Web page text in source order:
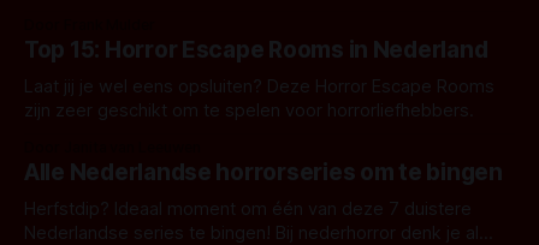
Top 15: Horror Escape Rooms in Nederland
Laat jij je wel eens opsluiten? Deze Horror Escape Rooms
zijn zeer geschikt om te spelen voor horrorliefhebbers.
Alle Nederlandse horrorseries om te bingen
Herfstdip? Ideaal moment om één van deze 7 duistere
Nederlandse series te bingen! Bij nederhorror denk je al